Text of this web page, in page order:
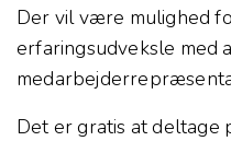
Der vil være mulighed
erfaringsudveksle med
Det er gratis at deltage